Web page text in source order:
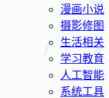
漫画小说
摄影修图
生活相关
学习教育
人工智能
系统工具